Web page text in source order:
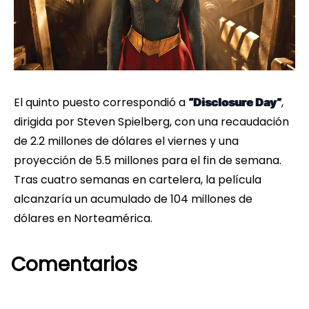
El quinto puesto correspondió a “Disclosure Day”,
dirigida por Steven Spielberg, con una recaudación
de 2.2 millones de dólares el viernes y una
proyección de 5.5 millones para el fin de semana.
Tras cuatro semanas en cartelera, la película
alcanzaría un acumulado de 104 millones de
dólares en Norteamérica.
Comentarios